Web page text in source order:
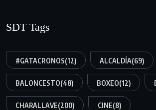
SDT Tags
#GATACRONOS(12) ALCALDÍA(69)
BALONCESTO(48) BOXEO(12)
CHARALLAVE(200) CINE(8)